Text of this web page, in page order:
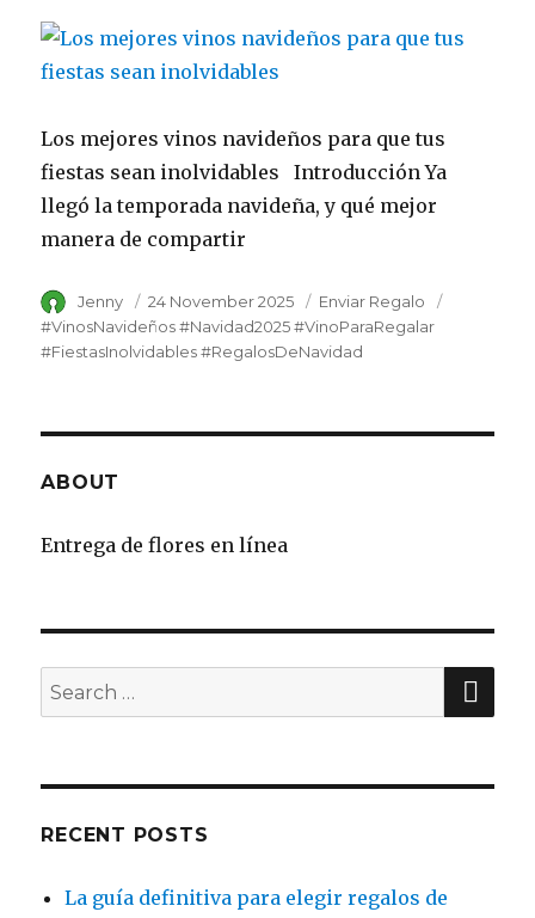
Los mejores vinos navideños para que tus
fiestas sean inolvidables Introducción Ya
llegó la temporada navideña, y qué mejor
manera de compartir
Author
Jenny
Posted
on
24 November 2025 Category
Enviar Regalo
#VinosNavideños #Navidad2025 #VinoParaRegalar
#FiestasInolvidables #RegalosDeNavidad
ABOUT
Entrega de flores en línea
Search
for:
RECENT POSTS
La guía definitiva para elegir regalos de